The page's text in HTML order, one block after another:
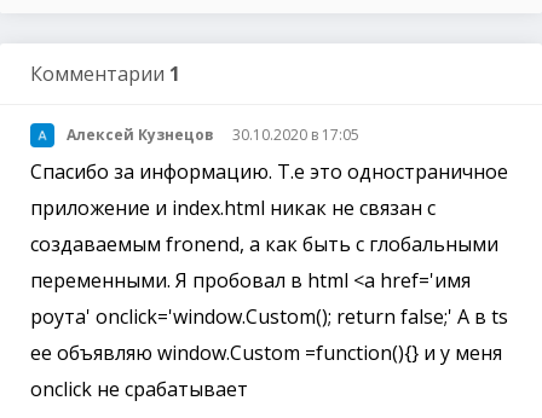
Комментарии 1
Алексей Кузнецов 30.10.2020 в 17:05
Спасибо за информацию. Т.е это одностраничное
приложение и index.html никак не связан с
создаваемым fronend, а как быть с глобальными
переменными. Я пробовал в html <a href='имя
роута' onclick='window.Custom(); return false;' A в ts
ее объявляю window.Custom =function(){} и у меня
onclick не срабатывает